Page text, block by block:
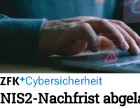
Cybersicherheit
NIS2-Nachfrist